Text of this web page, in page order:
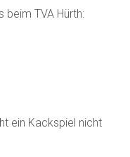
beim TVA Hürth:
ein Kackspiel nicht